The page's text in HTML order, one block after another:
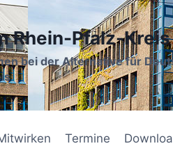
Rhein-Pfalz-Kreis
bei der Alternative für
Termine